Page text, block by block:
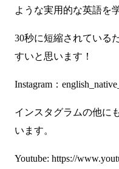
ような実用的な英語を
30秒に短縮されている
すいと思います！
Instagram： english_native_
インスタグラムの他に
います。
Youtube: https://